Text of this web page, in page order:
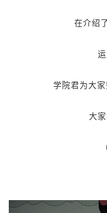
在介绍
学院君为大家
大